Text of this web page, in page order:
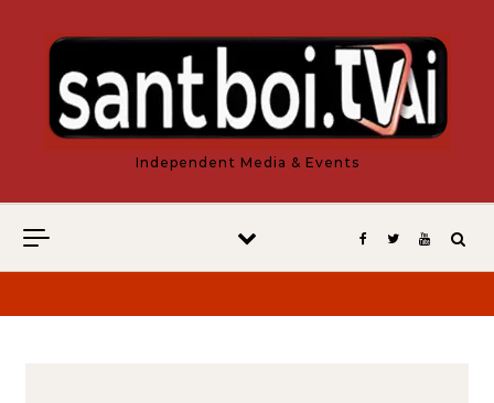
Independent Media & Events